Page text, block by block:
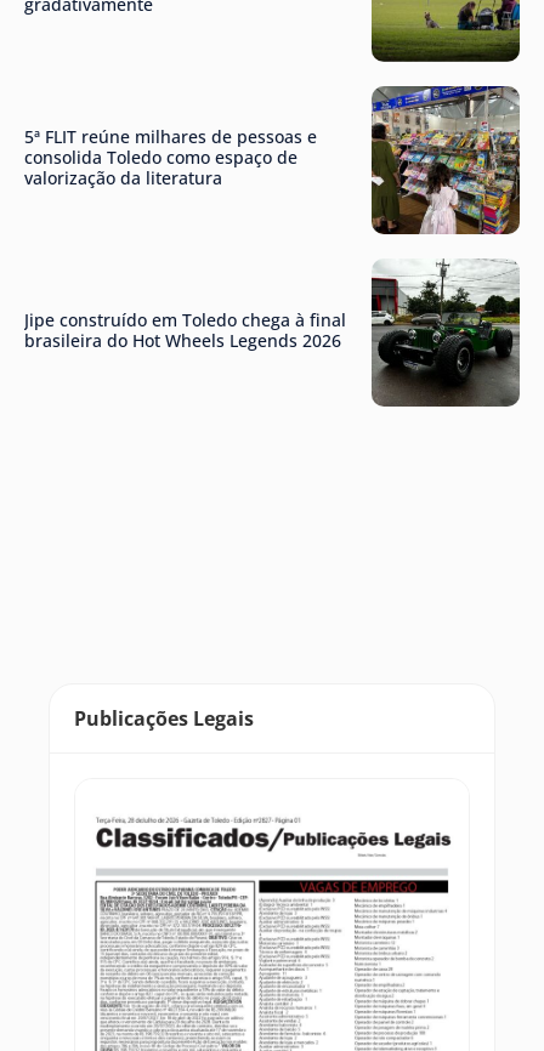
5ª FLIT reúne milhares de pessoas e
consolida Toledo como espaço de
valorização da literatura
Jipe construído em Toledo chega à final
brasileira do Hot Wheels Legends 2026
Publicações Legais